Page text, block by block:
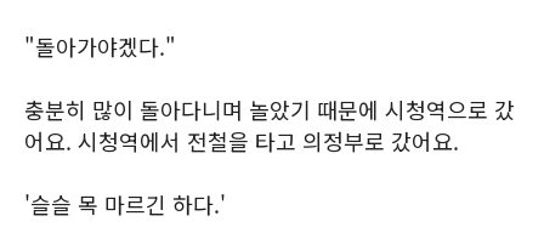
"돌아가야겠다."
충분히 많이 돌아다니며 놀았기 때문에 시청역으로 갔
어요. 시청역에서 전철을 타고 의정부로 갔어요.
'슬슬 목 마르긴 하다.'